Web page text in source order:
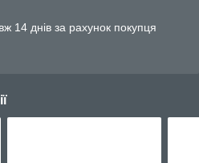
14 днів за рахунок покупця